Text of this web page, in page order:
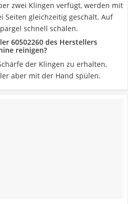
zwei Klingen verfügt, werden mit
Seiten gleichzeitig geschält. Auf
schnell schälen.
60502260 des Herstellers
reinigen?
der Klingen zu erhalten,
aber mit der Hand spülen.